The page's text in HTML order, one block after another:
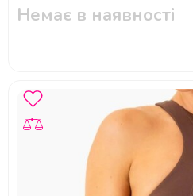
Немає в наявності